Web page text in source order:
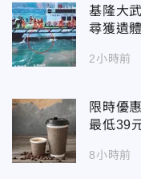
基隆大
尋獲遺體
2小時前
限時優
最低39
8小時前